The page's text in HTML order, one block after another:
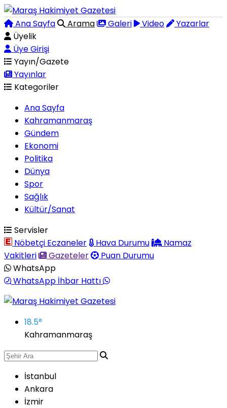
Ana Sayfa Arama Galeri Video
Yazarlar
Üyelik
Üye Girişi
Yayın/Gazete
Yayınlar
Kategoriler
Ana Sayfa
Kahramanmaraş
Gündem
Ekonomi
Politika
Dünya
Spor
Sağlık
Kültür/Sanat
Servisler
Nöbetçi Eczaneler
Hava Durumu
Namaz
Vakitleri
Gazeteler
Puan Durumu
WhatsApp
WhatsApp İhbar Hattı
18.5°
Kahramanmaraş
İstanbul
Ankara
İzmir